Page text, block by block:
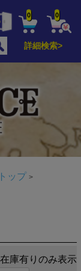
0 0
詳細検索>
ップ
在庫有りのみ表示